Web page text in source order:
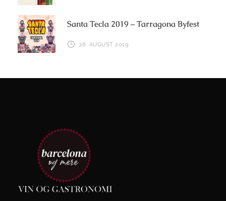
Santa Tecla 2019 – Tarragona Byfest
28. AUGUST 2019